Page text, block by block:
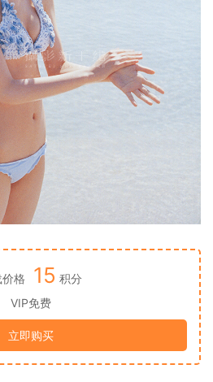
格 15 积分
VIP免费
立即购买